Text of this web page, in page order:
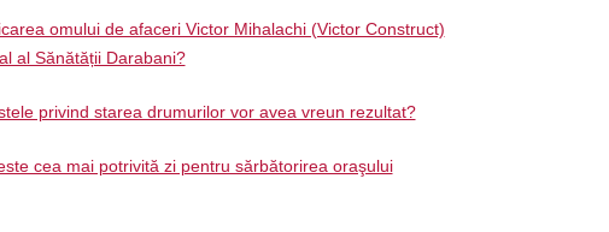
omului de afaceri Victor Mihalachi (Victor Construct)
al Sănătății Darabani?
privind starea drumurilor vor avea vreun rezultat?
cea mai potrivită zi pentru sărbătorirea oraşului